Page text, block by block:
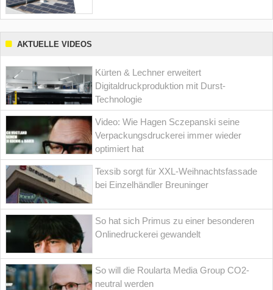
AKTUELLE VIDEOS
Kürten & Lechner erweitert
Digitaldruckproduktion mit Durst-
Technologie
Video: Wie Hagen Sczepanski seine
Verpackungsdruckerei immer wieder
optimiert hat
Texsib sorgt für XXL-Weihnachtsfassade
bei Einzelhändler Breuninger
So hat sich Primus zu einer besonderen
Onlinedruckerei gewandelt
So will die Roularta Media Group CO2-
neutral werden